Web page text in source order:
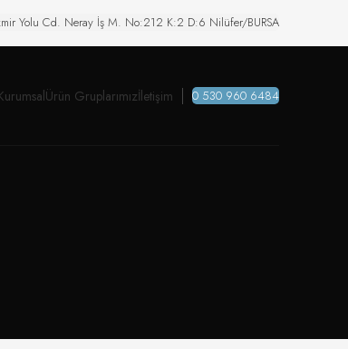
Yolu Cd. Neray İş M. No:212 K:2 D:6 Nilüfer/BURSA
Ürün Gruplarımızİletişim 0 530 960 6484